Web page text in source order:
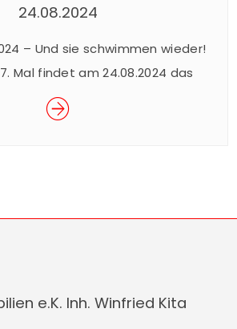
24.08.2024
– Und sie schwimmen wieder!
Mal findet am 24.08.2024 das
Entenrennen im Rahmen
der Junior Uni statt. Das
Sie am Rennen […]
e.K. Inh. Winfried Kita